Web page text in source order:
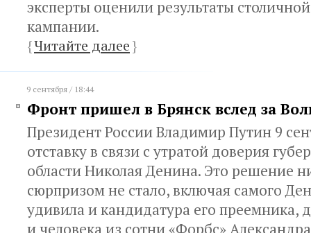
эксперты оценили результаты
кампании.
{Читайте далее}
9 сентября / 18:44
Фронт пришел в Брянск вслед за
Президент России Владимир Путин 9
отставку в связи с утратой доверия
области Николая Денина. Это решение
сюрпризом не стало, включая самого
удивила и кандидатура его преемника,
и человека из сотни «Форбс»